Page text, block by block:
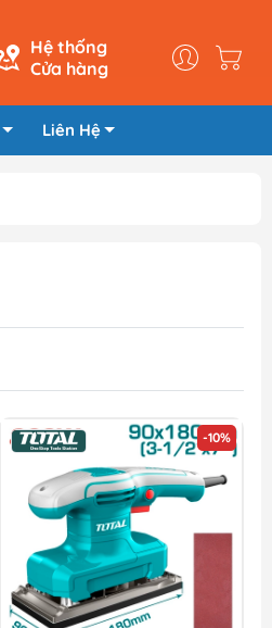
Hệ thống
Cửa hàng
Liên Hệ
-10%